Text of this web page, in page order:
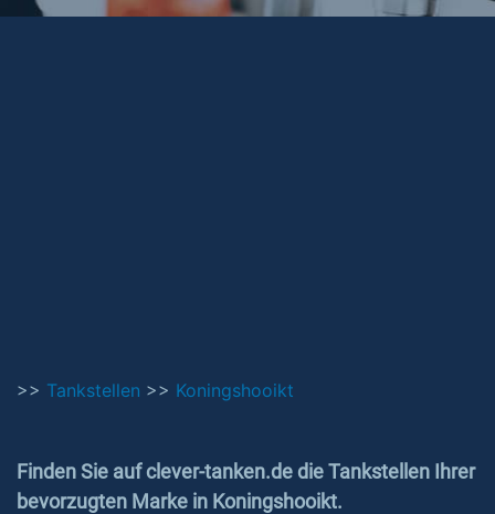
>> Tankstellen >> Koningshooikt
Finden Sie auf clever-tanken.de die Tankstellen Ihrer
bevorzugten Marke in Koningshooikt.